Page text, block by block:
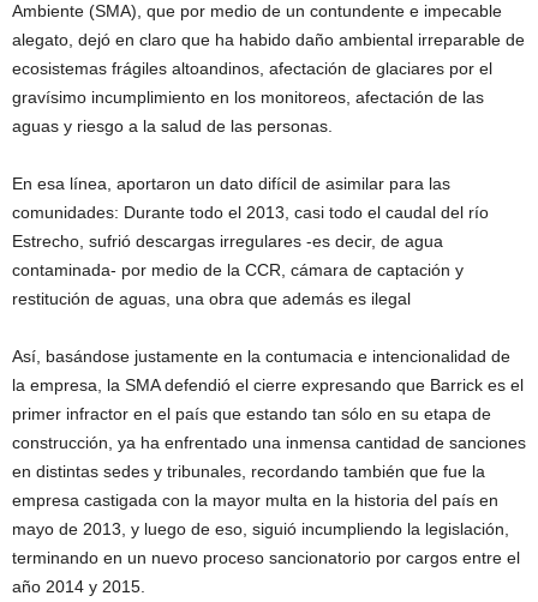
Ambiente (SMA), que por medio de un contundente e impecable
alegato, dejó en claro que ha habido daño ambiental irreparable de
ecosistemas frágiles altoandinos, afectación de glaciares por el
gravísimo incumplimiento en los monitoreos, afectación de las
aguas y riesgo a la salud de las personas.
En esa línea, aportaron un dato difícil de asimilar para las
comunidades: Durante todo el 2013, casi todo el caudal del río
Estrecho, sufrió descargas irregulares -es decir, de agua
contaminada- por medio de la CCR, cámara de captación y
restitución de aguas, una obra que además es ilegal
Así, basándose justamente en la contumacia e intencionalidad de
la empresa, la SMA defendió el cierre expresando que Barrick es el
primer infractor en el país que estando tan sólo en su etapa de
construcción, ya ha enfrentado una inmensa cantidad de sanciones
en distintas sedes y tribunales, recordando también que fue la
empresa castigada con la mayor multa en la historia del país en
mayo de 2013, y luego de eso, siguió incumpliendo la legislación,
terminando en un nuevo proceso sancionatorio por cargos entre el
año 2014 y 2015.